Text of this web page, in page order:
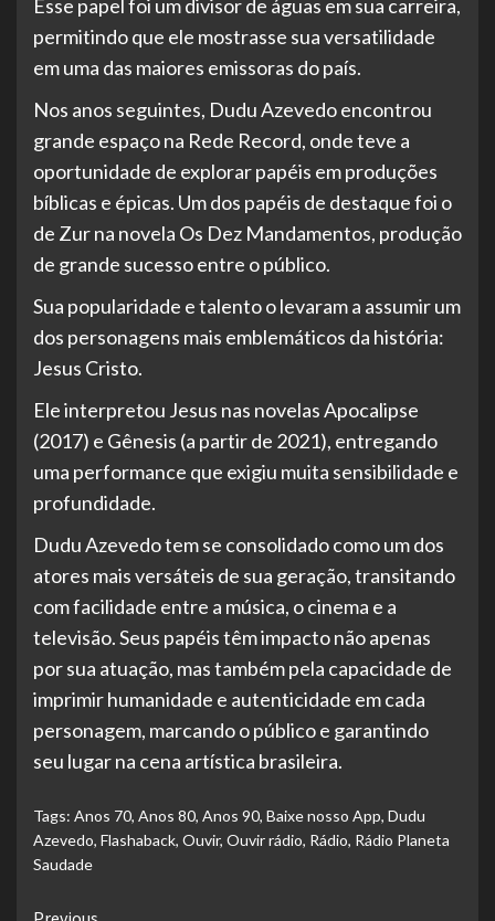
Esse papel foi um divisor de águas em sua carreira,
permitindo que ele mostrasse sua versatilidade
em uma das maiores emissoras do país.
Nos anos seguintes, Dudu Azevedo encontrou
grande espaço na Rede Record, onde teve a
oportunidade de explorar papéis em produções
bíblicas e épicas. Um dos papéis de destaque foi o
de Zur na novela Os Dez Mandamentos, produção
de grande sucesso entre o público.
Sua popularidade e talento o levaram a assumir um
dos personagens mais emblemáticos da história:
Jesus Cristo.
Ele interpretou Jesus nas novelas Apocalipse
(2017) e Gênesis (a partir de 2021), entregando
uma performance que exigiu muita sensibilidade e
profundidade.
Dudu Azevedo tem se consolidado como um dos
atores mais versáteis de sua geração, transitando
com facilidade entre a música, o cinema e a
televisão. Seus papéis têm impacto não apenas
por sua atuação, mas também pela capacidade de
imprimir humanidade e autenticidade em cada
personagem, marcando o público e garantindo
seu lugar na cena artística brasileira.
Tags: Anos 70, Anos 80, Anos 90, Baixe nosso App, Dudu
Azevedo, Flashaback, Ouvir, Ouvir rádio, Rádio, Rádio Planeta
Saudade